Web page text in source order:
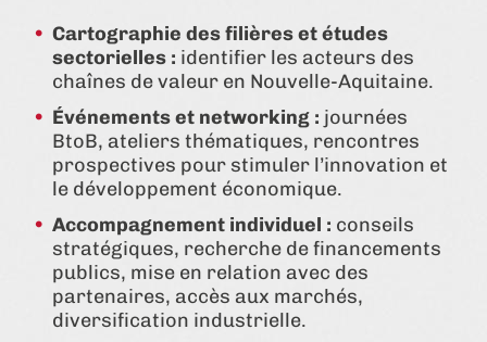
Cartographie des filières et études
sectorielles : identifier les acteurs des
chaînes de valeur en Nouvelle-Aquitaine.
Événements et networking : journées
BtoB, ateliers thématiques, rencontres
prospectives pour stimuler l’innovation et
le développement économique.
Accompagnement individuel : conseils
stratégiques, recherche de financements
publics, mise en relation avec des
partenaires, accès aux marchés,
diversification industrielle.